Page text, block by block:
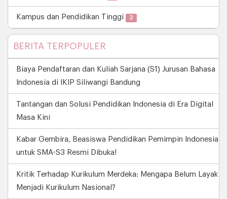
Kampus dan Pendidikan Tinggi 2
BERITA TERPOPULER
Biaya Pendaftaran dan Kuliah Sarjana (S1) Jurusan Bahasa
Indonesia di IKIP Siliwangi Bandung
Tantangan dan Solusi Pendidikan Indonesia di Era Digital
Masa Kini
Kabar Gembira, Beasiswa Pendidikan Pemimpin Indonesia
untuk SMA-S3 Resmi Dibuka!
Kritik Terhadap Kurikulum Merdeka: Mengapa Belum Layak
Menjadi Kurikulum Nasional?